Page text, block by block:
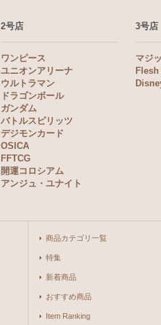
2号店
ワンピース
ユニオンアリーナ
ウルトラマン
ドラゴンボール
ガンダム
バトルスピリッツ
デジモンカード
OSICA
FFTCG
開運コロシアム
アンジュ・ユナイト
3号店
マジ
商品カテゴリ一覧
特集
新着商品
おすすめ商品
Item Ranking